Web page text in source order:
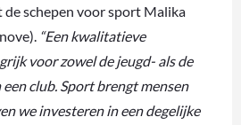
de schepen voor sport Malika
“Een kwalitatieve
voor zowel de jeugd- als de
club. Sport brengt mensen
we investeren in een degelijke